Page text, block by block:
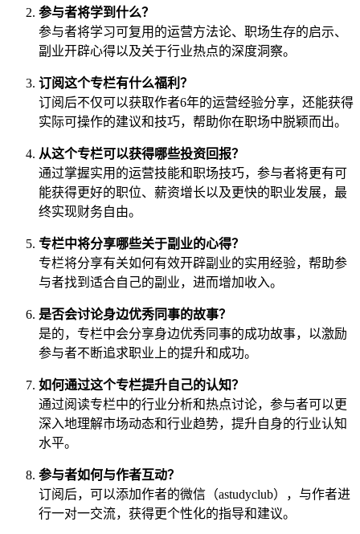
参与者将学到什么？
参与者将学习可复用的运营方法论、职场生存的启示、
副业开辟心得以及关于行业热点的深度洞察。
订阅这个专栏有什么福利？
订阅后不仅可以获取作者6年的运营经验分享，还能获得
实际可操作的建议和技巧，帮助你在职场中脱颖而出。
从这个专栏可以获得哪些投资回报？
通过掌握实用的运营技能和职场技巧，参与者将更有可
能获得更好的职位、薪资增长以及更快的职业发展，最
终实现财务自由。
专栏中将分享哪些关于副业的心得？
专栏将分享有关如何有效开辟副业的实用经验，帮助参
与者找到适合自己的副业，进而增加收入。
是否会讨论身边优秀同事的故事？
是的，专栏中会分享身边优秀同事的成功故事，以激励
参与者不断追求职业上的提升和成功。
如何通过这个专栏提升自己的认知？
通过阅读专栏中的行业分析和热点讨论，参与者可以更
深入地理解市场动态和行业趋势，提升自身的行业认知
水平。
参与者如何与作者互动？
订阅后，可以添加作者的微信（astudyclub），与作者进
行一对一交流，获得更个性化的指导和建议。